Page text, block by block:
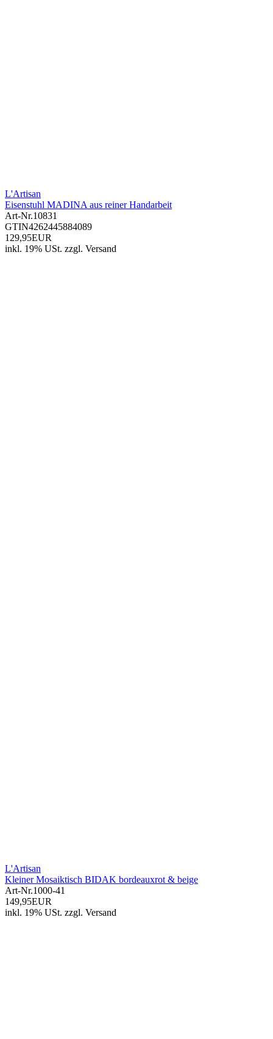
L'Artisan
Eisenstuhl MADINA aus reiner Handarbeit
Art-Nr.10831
GTIN4262445884089
129,95EUR
inkl. 19% USt. zzgl. Versand
L'Artisan
Kleiner Mosaiktisch BIDAK bordeauxrot & beige
Art-Nr.1000-41
149,95EUR
inkl. 19% USt. zzgl. Versand